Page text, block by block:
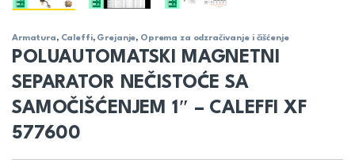
Armatura, Caleffi, Grejanje, Oprema za odzračivanje i čišćenje
POLUAUTOMATSKI MAGNETNI
SEPARATOR NEČISTOĆE SA
SAMOČIŠĆENJEM 1″ – CALEFFI XF
577600